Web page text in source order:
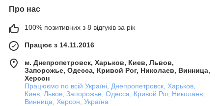
Про нас
100% позитивних з 8 відгуків за рік
Працює з 14.11.2016
м. Днепропетровск, Харьков, Киев, Львов,
Запорожье, Одесса, Кривой Рог, Николаев, Винница,
Херсон
Працюємо по всій Україні, Днепропетровск, Харьков,
Киев, Львов, Запорожье, Одесса, Кривой Рог, Николаев,
Винница, Херсон, Україна